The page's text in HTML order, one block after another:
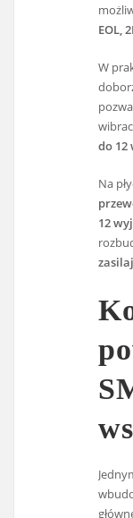
EOL,
W
do 12
Na
12